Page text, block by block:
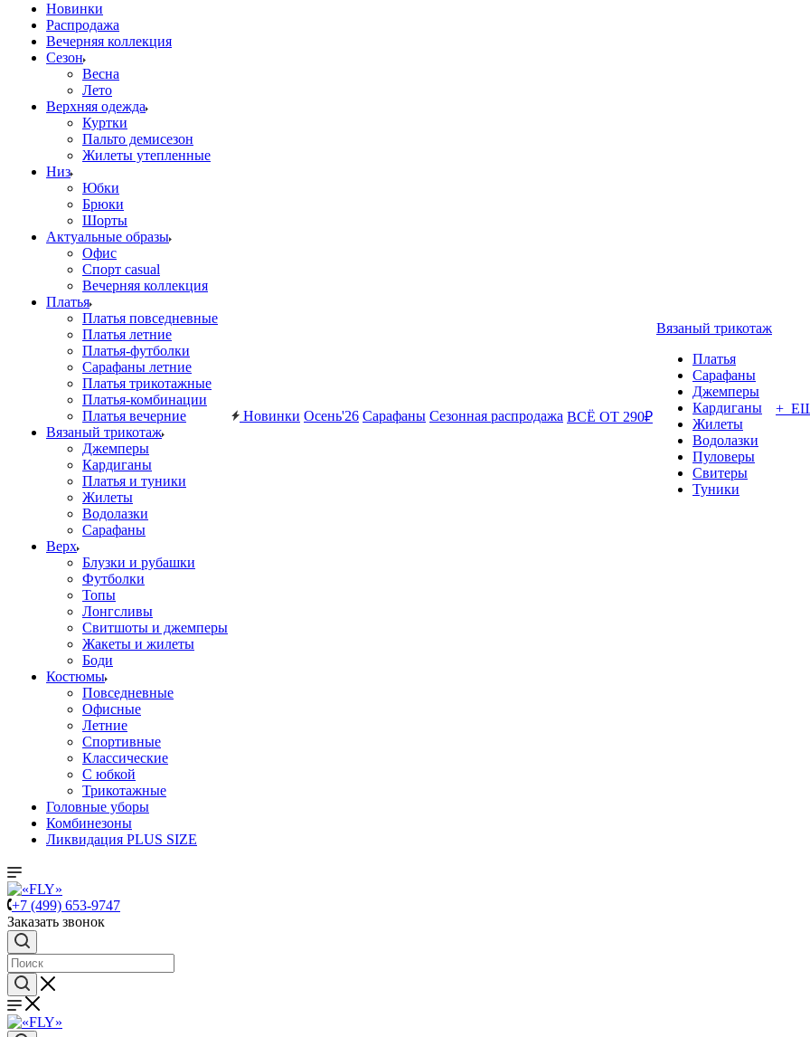
Новинки
Распродажа
Вечерняя коллекция
Сезон
Весна
Лето
Верхняя одежда
Куртки
Пальто демисезон
Жилеты утепленные
Низ
Юбки
Брюки
Шорты
Актуальные образы
Офис
Спорт casual
Вечерняя коллекция
Платья
Платья повседневные
Платья летние
Платья-футболки
Сарафаны летние
Платья трикотажные
Платья-комбинации
Платья вечерние
Вязаный трикотаж
Джемперы
Кардиганы
Платья и туники
Жилеты
Водолазки
Сарафаны
Верх
Блузки и рубашки
Футболки
Топы
Лонгсливы
Свитшоты и джемперы
Жакеты и жилеты
Боди
Костюмы
Повседневные
Офисные
Летние
Спортивные
Классические
С юбкой
Трикотажные
Головные уборы
Комбинезоны
Ликвидация PLUS SIZE
Новинки Осень'26 Сарафаны Сезонная распродажа ВСЁ ОТ 290₽
Вязаный трикотаж
Платья
Сарафаны
Джемперы
Кардиганы
Жилеты
Водолазки
Пуловеры
Свитеры
Туники
+
+7 (499) 653-9747
Заказать звонок